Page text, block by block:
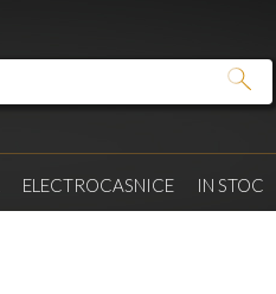
ELECTROCASNICE IN STOC